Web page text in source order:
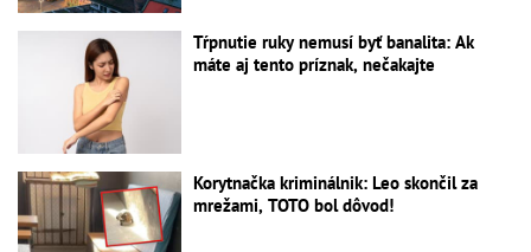
Tŕpnutie ruky nemusí byť banalita: Ak
máte aj tento príznak, nečakajte
Korytnačka kriminálnik: Leo skončil za
mrežami, TOTO bol dôvod!